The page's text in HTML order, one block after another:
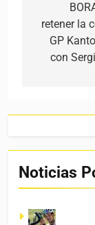
retener la
GP
con
Noticias